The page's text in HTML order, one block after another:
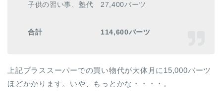
子供の習い事、塾代 27,400バーツ
合計 114,600バーツ
上記プラススーパーでの買い物代が大体月に15,000バーツ
ほどかかります。いや、もっとかな・・・・。